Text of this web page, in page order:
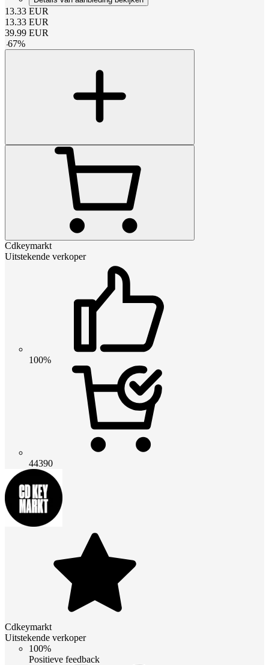
13.33 EUR
13.33 EUR
39.99 EUR
-67%
Cdkeymarkt
Uitstekende verkoper
100%
44390
Cdkeymarkt
Uitstekende verkoper
100%
Positieve feedback